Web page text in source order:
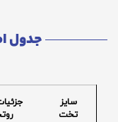
جدول
سایز
تخت